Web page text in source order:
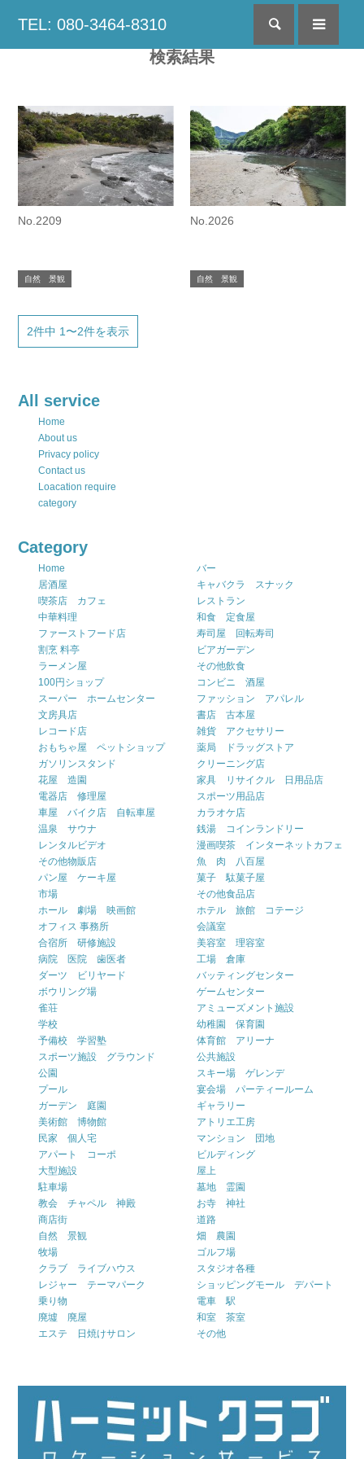
TEL: 080-3464-8310 検索
検索結果
No.2209
自然 景観
No.2026
自然 景観
2件中 1〜2件を表示
All service
Home
About us
Privacy policy
Contact us
Loacation require
category
Category
Home
バー
居酒屋
キャバクラ スナック
喫茶店 カフェ
レストラン
中華料理
和食 定食屋
ファーストフード店
寿司屋 回転寿司
割烹 料亭
ビアガーデン
ラーメン屋
その他飲食
100円ショップ
コンビニ 酒屋
スーパー ホームセンター
ファッション アパレル
文房具店
書店 古本屋
レコード店
雑貨 アクセサリー
おもちゃ屋 ペットショップ
薬局 ドラッグストア
ガソリンスタンド
クリーニング店
花屋 造園
家具 リサイクル 日用品店
電器店 修理屋
スポーツ用品店
車屋 バイク店 自転車屋
カラオケ店
温泉 サウナ
銭湯 コインランドリー
レンタルビデオ
漫画喫茶 インターネットカフェ
その他物販店
魚 肉 八百屋
パン屋 ケーキ屋
菓子 駄菓子屋
市場
その他食品店
ホール 劇場 映画館
ホテル 旅館 コテージ
オフィス 事務所
会議室
合宿所 研修施設
美容室 理容室
病院 医院 歯医者
工場 倉庫
ダーツ ビリヤード
バッティングセンター
ボウリング場
ゲームセンター
雀荘
アミューズメント施設
学校
幼稚園 保育園
予備校 学習塾
体育館 アリーナ
スポーツ施設 グラウンド
公共施設
公園
スキー場 ゲレンデ
プール
宴会場 パーティールーム
ガーデン 庭園
ギャラリー
美術館 博物館
アトリエ工房
民家 個人宅
マンション 団地
アパート コーポ
ビルディング
大型施設
屋上
駐車場
墓地 霊園
教会 チャペル 神殿
お寺 神社
商店街
道路
自然 景観
畑 農園
牧場
ゴルフ場
クラブ ライブハウス
スタジオ各種
レジャー テーマパーク
ショッピングモール デパート
乗り物
電車 駅
廃墟 廃屋
和室 茶室
エステ 日焼けサロン
その他